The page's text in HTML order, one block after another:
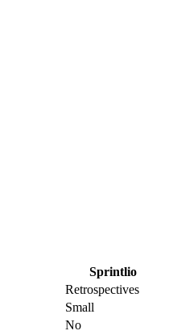
Sprintlio
Retrospectives
Small
No